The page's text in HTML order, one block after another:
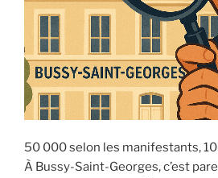
50 000 selon les manifestants,
À Bussy-Saint-Georges, c’est